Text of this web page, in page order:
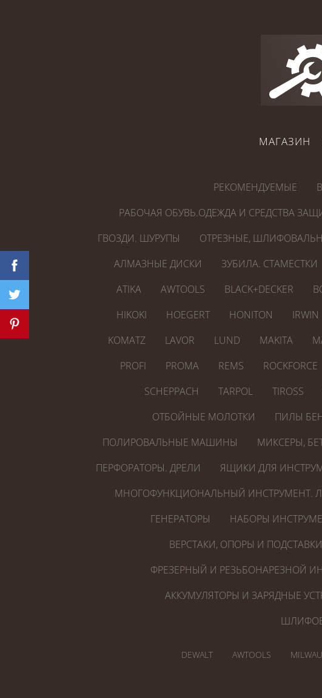
МАГАЗИН
РЕКОМЕНДУЕМЫЕ
РАБОЧАЯ ОБУВЬ.ОДЕЖДА И СРЕДСТВА
ГВОЗДИ. ШУРУПЫ
ОТРЕЗНЫЕ,
АЛМАЗНЫЕ ДИСКИ
ЗУБИЛА. СТАМЕСТКИ
ATIKA
AWTOOLS BLACK+DECKER
HIKOKI
HOEGERT HONITON IRWIN
KOMATZ
LAVOR LUND MAKITA
PROFI
PROMA REMS ROCKFORCE
SCHEPPACH
TARPOL TIROSS
ОТБОЙНЫЕ МОЛОТКИ
ПИЛЫ
ПОЛИРОВАЛЬНЫЕ МАШИНЫ
МИКСЕРЫ,
ПЕРФОРАТОРЫ. ДРЕЛИ
ЯЩИКИ ДЛЯ
МНОГОФУНКЦИОНАЛЬНЫЙ ИНСТРУМЕНТ.
ГЕНЕРАТОРЫ
НАБОРЫ
ВЕРСТАКИ, ОПОРЫ И ПОДСТАВКИ
ФРЕЗЕРНЫЙ И РЕЗЬБОНАРЕЗНОЙ
АККУМУЛЯТОРЫ И ЗАРЯДНЫЕ
DEWALT AWTOOLS